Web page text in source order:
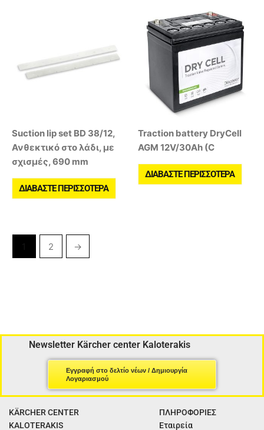
Suction lip set BD 38/12,
Ανθεκτικό στο λάδι, με
σχισμές, 690 mm
ΔΙΑΒΆΣΤΕ ΠΕΡΙΣΣΌΤΕΡΑ
Traction battery DryCell
AGM 12V/30Ah (C
ΔΙΑΒΆΣΤΕ ΠΕΡΙΣΣΌΤΕΡΑ
2 →
Newsletter Kärcher center Kaloterakis
Εγγραφή στο δελτίο νέων / Δημιουργία
Λογαριασμού
KÄRCHER CENTER
KALOTERAKIS
ΠΛΗΡΟΦΟΡΙΕΣ
Εταιρεία